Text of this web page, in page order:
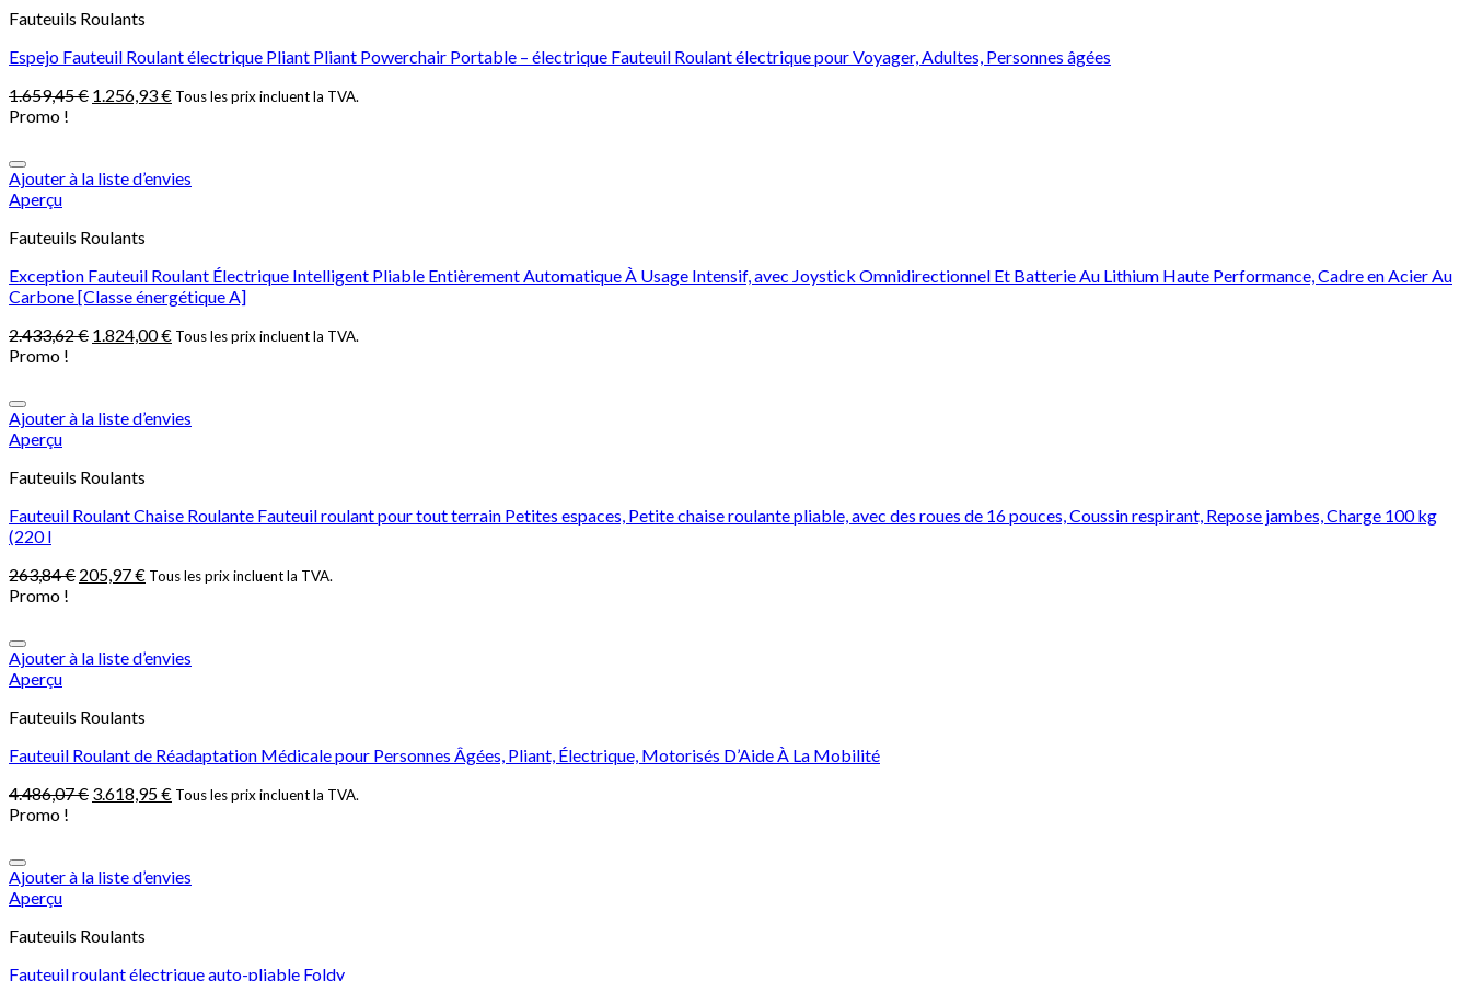
Fauteuils Roulants
Espejo Fauteuil Roulant électrique Pliant Pliant Powerchair Portable – électrique Fauteuil Roulant électrique pour Voyager, Adultes, Personnes âgées
1.659,45€ 1.256,93€ Tous les prix incluent la TVA.
Promo !
Ajouter à la liste d’envies
Aperçu
Fauteuils Roulants
Exception Fauteuil Roulant Électrique Intelligent Pliable Entièrement Automatique À Usage Intensif, avec Joystick Omnidirectionnel Et Batterie Au Lithium Haute Performance, Cadre en Acier Au
Carbone [Classe énergétique A]
2.433,62€ 1.824,00€ Tous les prix incluent la TVA.
Promo !
Ajouter à la liste d’envies
Aperçu
Fauteuils Roulants
Fauteuil Roulant Chaise Roulante Fauteuil roulant pour tout terrain Petites espaces, Petite chaise roulante pliable, avec des roues de 16 pouces, Coussin respirant, Repose jambes, Charge 100 kg
(220 l
263,84€ 205,97€ Tous les prix incluent la TVA.
Promo !
Ajouter à la liste d’envies
Aperçu
Fauteuils Roulants
Fauteuil Roulant de Réadaptation Médicale pour Personnes Âgées, Pliant, Électrique, Motorisés D’Aide À La Mobilité
4.486,07€ 3.618,95€ Tous les prix incluent la TVA.
Promo !
Ajouter à la liste d’envies
Aperçu
Fauteuils Roulants
Fauteuil roulant électrique auto-pliable Foldy